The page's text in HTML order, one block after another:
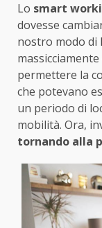
Lo smart
dovesse
nostro modo
permettere la
che potevano
un periodo di
mobilità. Ora,
tornando alla